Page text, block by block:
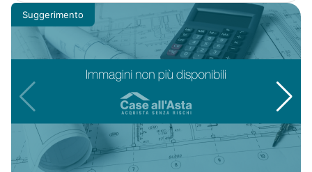
Suggerimento